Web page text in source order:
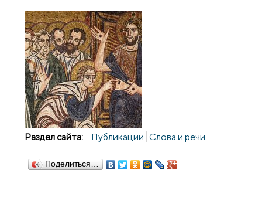
Раздел сайта: Публикации Слова и речи
Поделиться…